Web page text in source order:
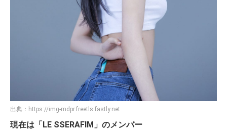
出典： https://img-mdpr.freetls.fastly.net
現在は「LE SSERAFIM」のメンバー